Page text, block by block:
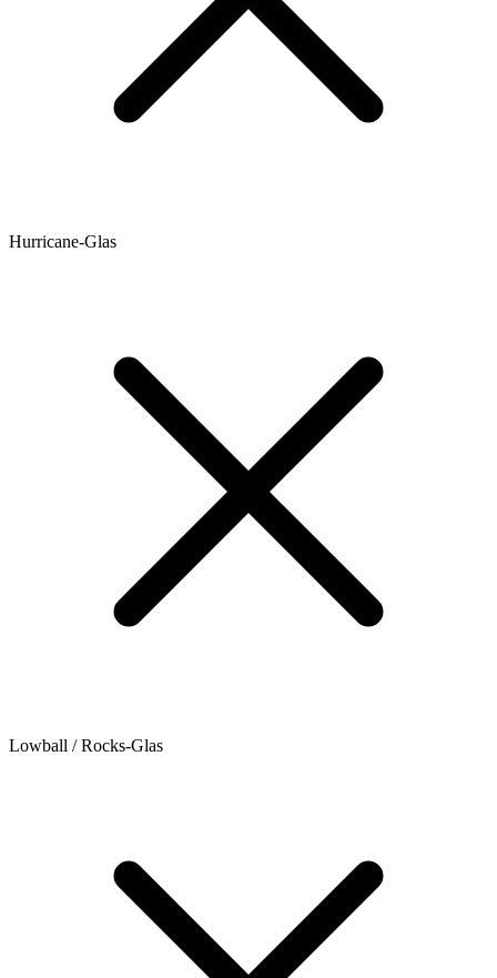
Hurricane-Glas
Lowball / Rocks-Glas